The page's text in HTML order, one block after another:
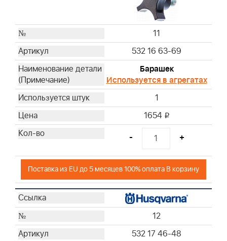
11
532 16 63-69
Барашек
Используется в агрегатах
1
1654 i
- +
Поставка из EU до 5 месяцев 100% оплата В корзину
12
532 17 46-48